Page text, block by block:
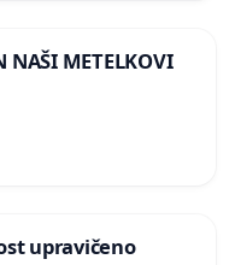
NAŠI METELKOVI
upravičeno